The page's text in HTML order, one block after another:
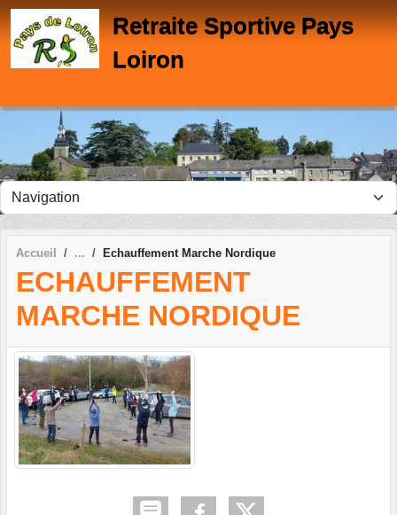
Retraite Sportive Pays
Loiron
Accueil Echauffement Marche Nordique
ECHAUFFEMENT
MARCHE NORDIQUE
Panneau de gestion des cookies